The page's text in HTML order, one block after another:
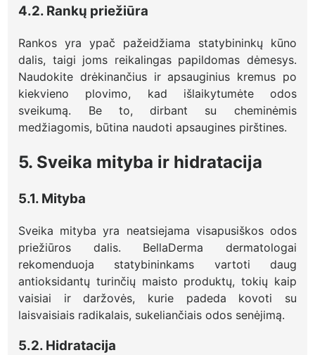
4.2. Rankų priežiūra
Rankos yra ypač pažeidžiama statybininkų kūno
dalis, taigi joms reikalingas papildomas dėmesys.
Naudokite drėkinančius ir apsauginius kremus po
kiekvieno plovimo, kad išlaikytumėte odos
sveikumą. Be to, dirbant su cheminėmis
medžiagomis, būtina naudoti apsaugines pirštines.
5. Sveika mityba ir hidratacija
5.1. Mityba
Sveika mityba yra neatsiejama visapusiškos odos
priežiūros dalis. BellaDerma dermatologai
rekomenduoja statybininkams vartoti daug
antioksidantų turinčių maisto produktų, tokių kaip
vaisiai ir daržovės, kurie padeda kovoti su
laisvaisiais radikalais, sukeliančiais odos senėjimą.
5.2. Hidratacija